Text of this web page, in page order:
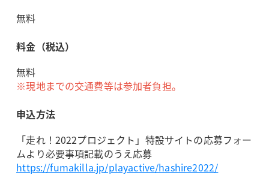
無料
料金（税込）
無料
※現地までの交通費等は参加者負担。
申込方法
「走れ！2022プロジェクト」特設サイトの応募フォー
ムより必要事項記載のうえ応募
https://fumakilla.jp/playactive/hashire2022/